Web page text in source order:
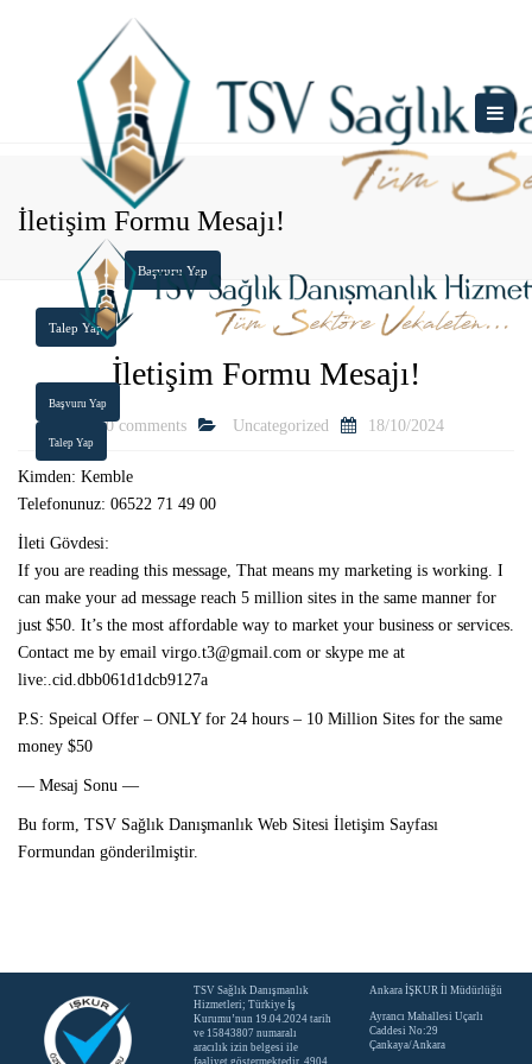
Başvuru Yap
Talep Yap
Başvuru Yap
Talep Yap
İletişim Formu Mesajı!
İletişim Formu Mesajı!
0 comments Uncategorized 18/10/2024
Kimden: Kemble
Telefonunuz: 06522 71 49 00
İleti Gövdesi:
If you are reading this message, That means my marketing is working. I
can make your ad message reach 5 million sites in the same manner for
just $50. It’s the most affordable way to market your business or services.
Contact me by email virgo.t3@gmail.com or skype me at
live:.cid.dbb061d1dcb9127a
P.S: Speical Offer – ONLY for 24 hours – 10 Million Sites for the same
money $50
— Mesaj Sonu —
Bu form, TSV Sağlık Danışmanlık Web Sitesi İletişim Sayfası
Formundan gönderilmiştir.
TSV Sağlık Danışmanlık
Hizmetleri; Türkiye İş
Kurumu’nun 19.04.2024 tarih
ve 15843807 numaralı
aracılık izin belgesi ile
faaliyet göstermektedir. 4904
Ankara İŞKUR İl Müdürlüğü
Ayrancı Mahallesi Uçarlı
Caddesi No:29
Çankaya/Ankara